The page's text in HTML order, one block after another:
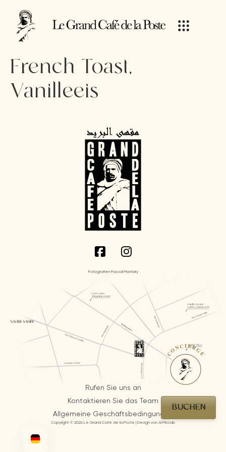
French Toast,
Vanilleeis
Rufen Sie uns an
Kontaktieren Sie das Team
Allgemeine Geschäftsbedingungen
Fotografien Pascal Montary
Copyright © 2026 Le Grand Café de la Poste | Design von AI Mosaic
BUCHEN
CONCIERGE